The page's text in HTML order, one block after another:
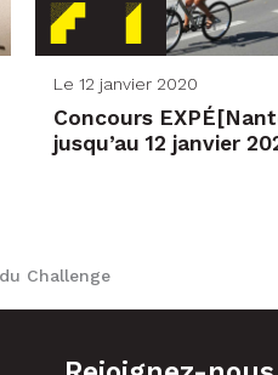
Le 12 janvier 2020
Concours
jusqu’au 12 janvier
Challenge